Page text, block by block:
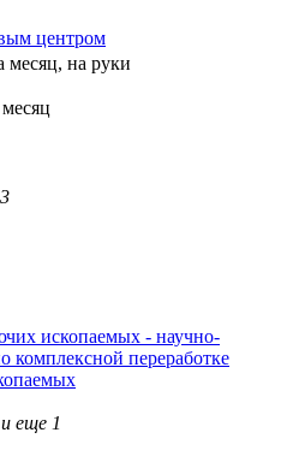
центром
месяц, на руки
3
ископаемых - научно-
комплексной переработке
и еще 1